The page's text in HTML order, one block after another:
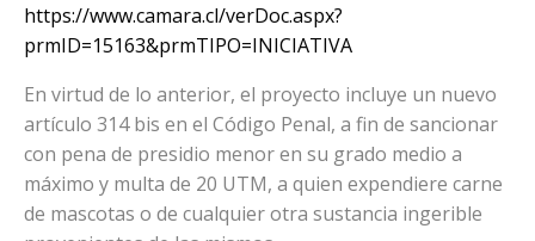
https://www.camara.cl/verDoc.aspx?
prmID=15163&prmTIPO=INICIATIVA
En virtud de lo anterior, el proyecto incluye un nuevo
artículo 314 bis en el Código Penal, a fin de sancionar
con pena de presidio menor en su grado medio a
máximo y multa de 20 UTM, a quien expendiere carne
de mascotas o de cualquier otra sustancia ingerible